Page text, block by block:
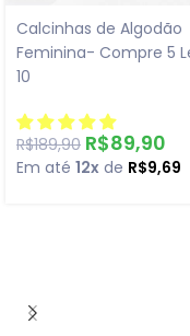
Calcinhas de Algodão
Feminina- Compre 5
10
R$189,90 R$89,90
Em até 12x de R$9,69